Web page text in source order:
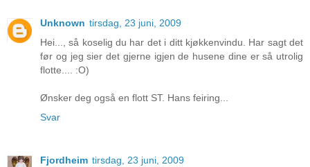
Unknown tirsdag, 23 juni, 2009
Hei..., så koselig du har det i ditt kjøkkenvindu. Har sagt det
før og jeg sier det gjerne igjen de husene dine er så utrolig
flotte.... :O)
Ønsker deg også en flott ST. Hans feiring...
Svar
Fjordheim tirsdag, 23 juni, 2009